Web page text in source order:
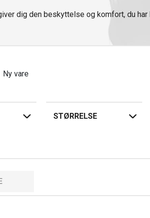
dig den beskyttelse og komfort, du
Ny vare
STØRRELSE